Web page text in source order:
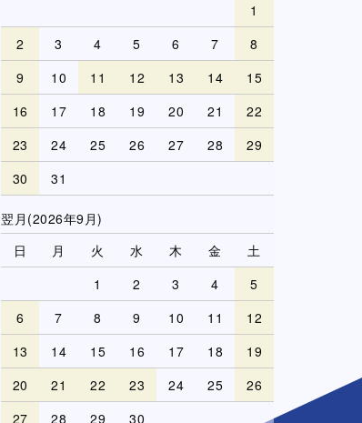
1
2
3 4 5 6 7
8
9
10 11 12 13 14
15
16
17 18 19 20 21
22
23
24 25 26 27 28
29
30
31
翌月(2026年9月)
日
月 火 水 木 金
土
1
2 3 4
5
6
7 8 9 10 11
12
13
14 15 16 17 18
19
20
21 22 23 24 25
26
27
28 29 30